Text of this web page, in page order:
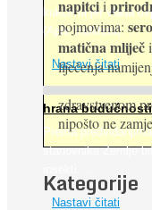
kukcima jer vlada
(Apis mellifera). ...
Nastavi čitati
hrana budućnosti
Prema
stanovnika Zemlje
Nastavi čitati
napitcii
pojmovima:
matična mliječ
liječenja
zdravstvenom
nipošto ne
Kategorije